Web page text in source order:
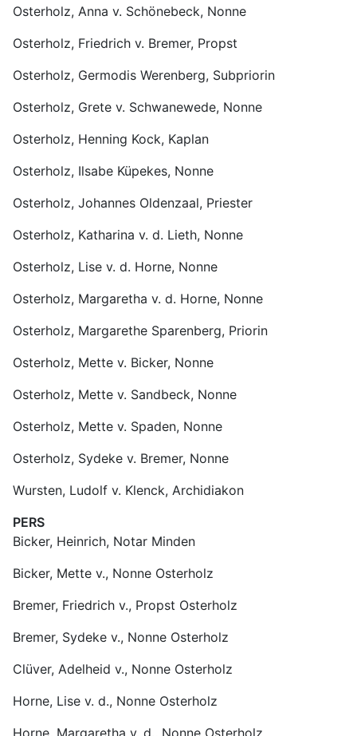
Osterholz, Anna v. Schönebeck, Nonne
Osterholz, Friedrich v. Bremer, Propst
Osterholz, Germodis Werenberg, Subpriorin
Osterholz, Grete v. Schwanewede, Nonne
Osterholz, Henning Kock, Kaplan
Osterholz, Ilsabe Küpekes, Nonne
Osterholz, Johannes Oldenzaal, Priester
Osterholz, Katharina v. d. Lieth, Nonne
Osterholz, Lise v. d. Horne, Nonne
Osterholz, Margaretha v. d. Horne, Nonne
Osterholz, Margarethe Sparenberg, Priorin
Osterholz, Mette v. Bicker, Nonne
Osterholz, Mette v. Sandbeck, Nonne
Osterholz, Mette v. Spaden, Nonne
Osterholz, Sydeke v. Bremer, Nonne
Wursten, Ludolf v. Klenck, Archidiakon
PERS
Bicker, Heinrich, Notar Minden
Bicker, Mette v., Nonne Osterholz
Bremer, Friedrich v., Propst Osterholz
Bremer, Sydeke v., Nonne Osterholz
Clüver, Adelheid v., Nonne Osterholz
Horne, Lise v. d., Nonne Osterholz